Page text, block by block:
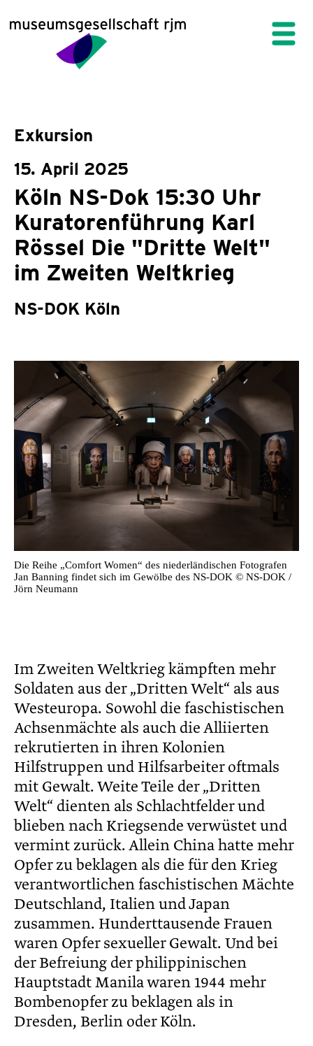
Exkursion
15. April 2025
Köln NS-Dok 15:30 Uhr
Kuratorenführung Karl
Rössel Die "Dritte Welt"
im Zweiten Weltkrieg
NS-DOK Köln
Die Reihe „Comfort Women“ des niederländischen Fotografen
Jan Banning findet sich im Gewölbe des NS-DOK © NS-DOK /
Jörn Neumann
Im Zweiten Weltkrieg kämpften mehr
Soldaten aus der „Dritten Welt“ als aus
Westeuropa. Sowohl die faschistischen
Achsenmächte als auch die Alliierten
rekrutierten in ihren Kolonien
Hilfstruppen und Hilfsarbeiter oftmals
mit Gewalt. Weite Teile der „Dritten
Welt“ dienten als Schlachtfelder und
blieben nach Kriegsende verwüstet und
vermint zurück. Allein China hatte mehr
Opfer zu beklagen als die für den Krieg
verantwortlichen faschistischen Mächte
Deutschland, Italien und Japan
zusammen. Hunderttausende Frauen
waren Opfer sexueller Gewalt. Und bei
der Befreiung der philippinischen
Hauptstadt Manila waren 1944 mehr
Bombenopfer zu beklagen als in
Dresden, Berlin oder Köln.